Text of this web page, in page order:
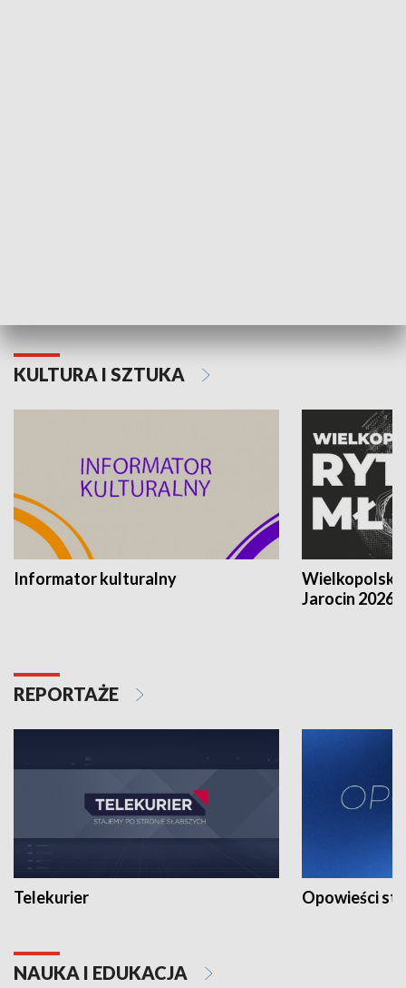
KULTURA I SZTUKA
Informator kulturalny
Jarocin 2026
REPORTAŻE
Telekurier Opowieści
NAUKA I EDUKACJA